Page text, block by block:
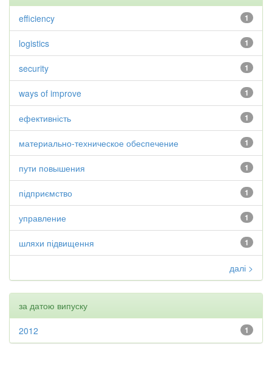
1
efficiency
1
logistics
1
security
1
ways of improve
1
ефективність
1
материально-техническое обеспечение
1
пути повышения
1
підприємство
1
управление
1
шляхи підвищення
далі >
за датою випуску
1
2012